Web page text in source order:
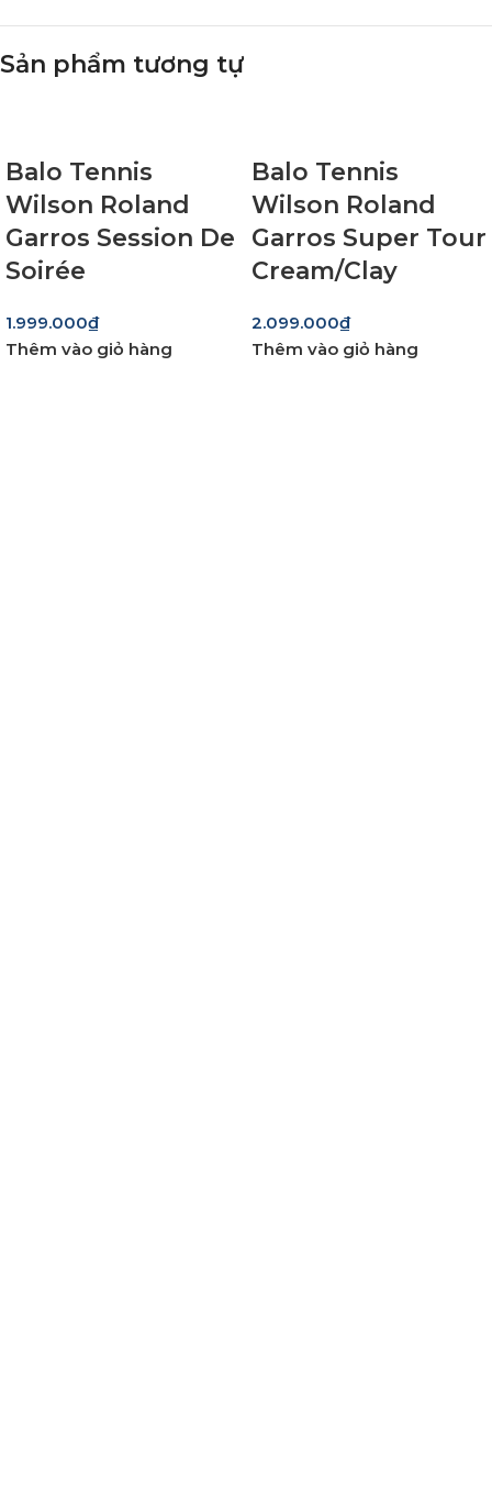
Sản phẩm tương tự
Balo Tennis
Wilson Roland
Garros Session De
Soirée
1.999.000₫
Thêm vào giỏ hàng
Balo Tennis
Wilson Roland
Garros Super Tour
Cream/Clay
2.099.000₫
Thêm vào giỏ hàng